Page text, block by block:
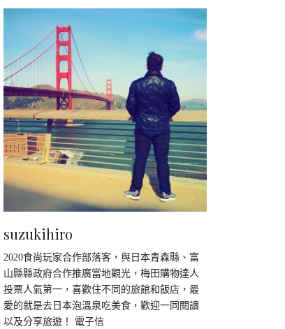
suzukihiro
2020食尚玩家合作部落客，與日本青森縣、富
山縣縣政府合作推廣當地觀光，梅田購物達人
投票人氣第一，喜歡住不同的旅館和飯店，最
愛的就是去日本泡溫泉吃美食，歡迎一同閱讀
以及分享旅遊！ 電子信